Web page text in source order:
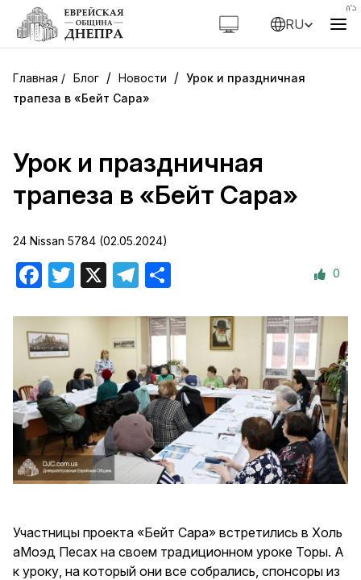
RU
Блог / Новости / Урок и праздничная
трапеза в «Бейт Сара»
Урок и праздничная
трапеза в «Бейт Сара»
24 Nissan 5784 (02.05.2024)
Facebook
Twitter Telegram 0
Участницы проекта «Бейт Сара» встретились в Холь
аМоэд Песах на своем традиционном уроке Торы. А
к уроку, на который они все собрались, спонсоры из